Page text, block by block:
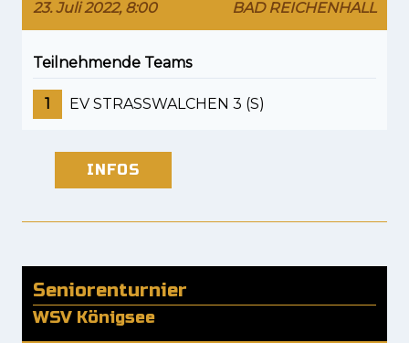
23. Juli 2022, 8:00 BAD REICHENHALL
Teilnehmende Teams
1 EV STRASSWALCHEN 3 (S)
INFOS
Seniorenturnier
WSV Königsee